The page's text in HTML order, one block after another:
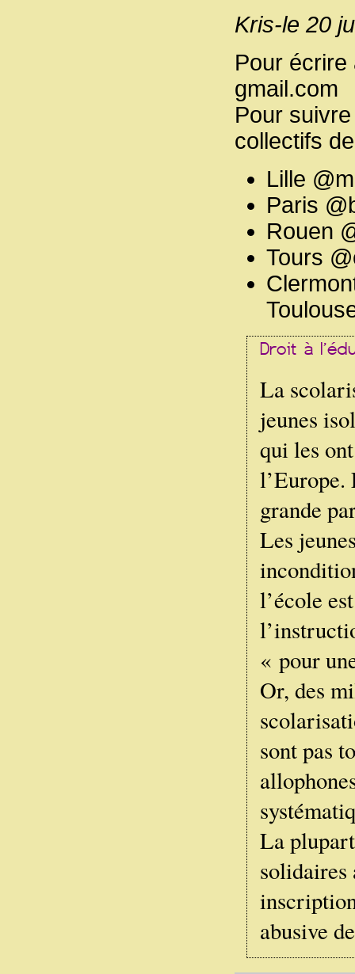
Kris-le 20
Pour
gmail.com
Pour
collectifs
Lille
Paris
Rouen
Tours
La
jeunes
qui les
l’Europe.
grande
Les
l’école
« pour
Or, des
sont pas
La
abusive